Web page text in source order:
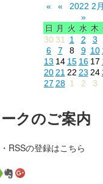
« « 2022 2月
»
日 月 火 水 木
30 31 1 2 3
6
7 8 9 10
13 14 15 16 17
20 21 22 23 24
27 28 1 2 3
クのご案内
RSSの登録はこちら